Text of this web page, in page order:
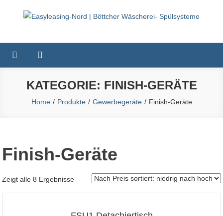
Wäscherei- Spülsysteme
KATEGORIE: FINISH-GERÄTE
Home Produkte Gewerbegeräte Finish-Geräte
Finish-Geräte
Zeigt alle 8 Ergebnisse